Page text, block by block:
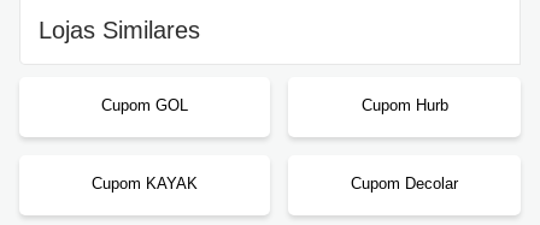
Lojas Similares
Cupom GOL Cupom Hurb
Cupom KAYAK Cupom Decolar